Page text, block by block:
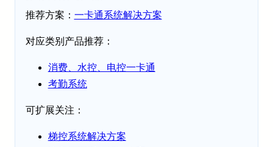
推荐方案： 一卡通系统解决方案
对应类别产品推荐：
消费、水控、电控一卡通
考勤系统
可扩展关注：
梯控系统解决方案